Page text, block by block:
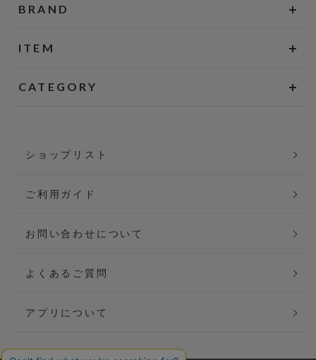
BRAND
ITEM
CATEGORY
ショップリスト
ご利用ガイド
お問い合わせについて
よくあるご質問
アプリについて